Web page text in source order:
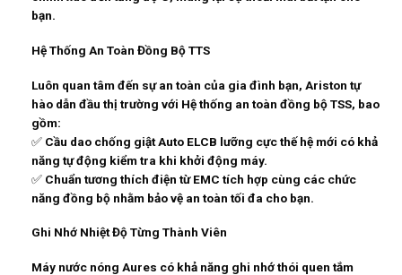
bạn.
Hệ Thống An Toàn Đồng Bộ TTS
Luôn quan tâm đến sự an toàn của gia đình bạn, Ariston tự
hào dẫn đầu thị trường với Hệ thống an toàn đồng bộ TSS, bao
gồm:
✅ Cầu dao chống giật Auto ELCB lưỡng cực thế hệ mới có khả
năng tự động kiểm tra khi khởi động máy.
✅ Chuẩn tương thích điện từ EMC tích hợp cùng các chức
năng đồng bộ nhằm bảo vệ an toàn tối đa cho bạn.
Ghi Nhớ Nhiệt Độ Từng Thành Viên
Máy nước nóng Aures có khả năng ghi nhớ thói quen tắm